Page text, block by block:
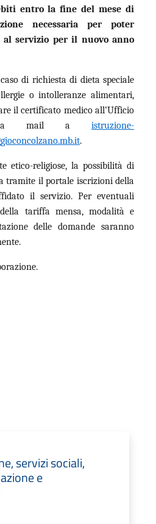
entro la fine del mese di
necessaria per poter
al servizio per il nuovo anno
di richiesta di dieta speciale
o intolleranze alimentari,
il certificato medico all’Ufficio
via mail a istruzione-
.
etico-religiose, la possibilità di
tramite il portale iscrizioni della
il servizio. Per eventuali
tariffa mensa, modalità e
delle domande saranno
servizi sociali,
e